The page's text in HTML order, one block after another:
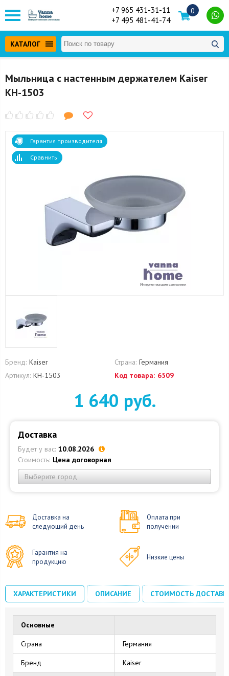
+7 965 431-31-11
+7 495 481-41-74
0
КАТАЛОГ
Мыльница с настенным держателем Kaiser
KH-1503
Гарантия производителя
Сравнить
Бренд: Kaiser Страна: Германия
Артикул: KH-1503 Код товара: 6509
1 640 руб.
Доставка
Будет у вас: 10.08.2026
Стоимость: Цена договорная
Выберите город
Доставка на
следующий день
Оплата при
получении
Гарантия на
продукцию
Низкие цены
ХАРАКТЕРИСТИКИ ОПИСАНИЕ СТОИМОСТЬ
Основные
Страна Германия
Бренд Kaiser